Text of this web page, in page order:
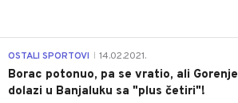
OSTALI SPORTOVI 14.02.2021.
Borac potonuo, pa se vratio, ali Gorenje
dolazi u Banjaluku sa "plus četiri"!